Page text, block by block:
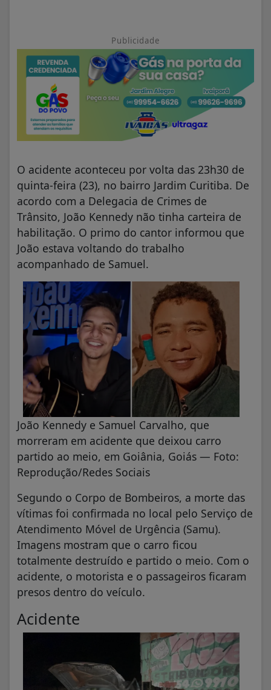
Publicidade
O acidente aconteceu por volta das 23h30 de
quinta-feira (23), no bairro Jardim Curitiba. De
acordo com a Delegacia de Crimes de
Trânsito, João Kennedy não tinha carteira de
habilitação. O primo do cantor informou que
João estava voltando do trabalho
acompanhado de Samuel.
João Kennedy e Samuel Carvalho, que
morreram em acidente que deixou carro
partido ao meio, em Goiânia, Goiás — Foto:
Reprodução/Redes Sociais
Segundo o Corpo de Bombeiros, a morte das
vítimas foi confirmada no local pelo Serviço de
Atendimento Móvel de Urgência (Samu).
Imagens mostram que o carro ficou
totalmente destruído e partido o meio. Com o
acidente, o motorista e o passageiros ficaram
presos dentro do veículo.
Acidente